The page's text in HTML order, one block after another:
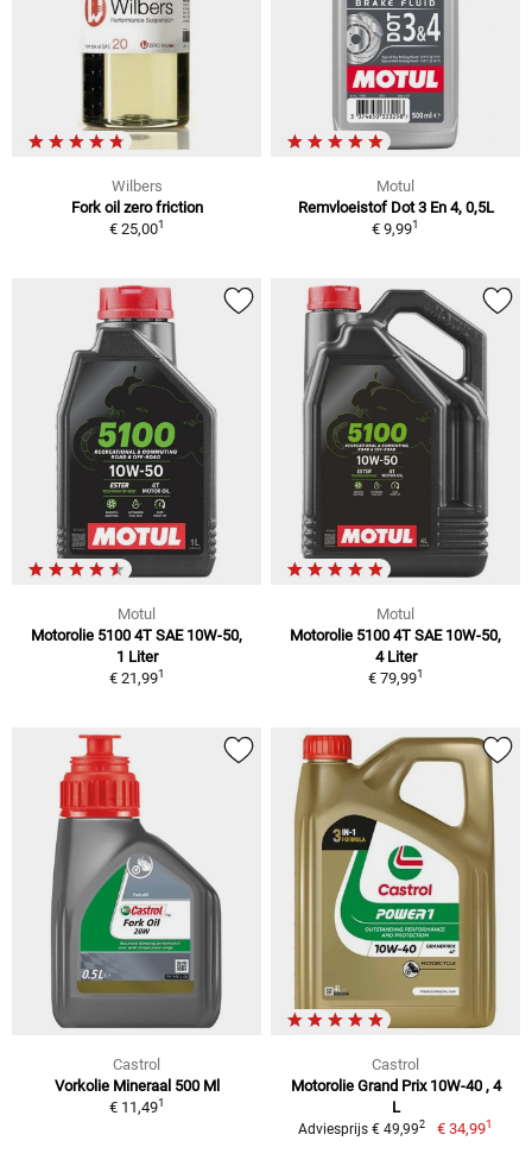
Wilbers
Fork oil zero friction
€ 25,001
Motul
Remvloeistof Dot 3 En 4, 0,5L
€ 9,991
Motul
Motorolie 5100 4T SAE 10W-50,
1 Liter
€ 21,991
Motul
Motorolie 5100 4T SAE 10W-50,
4 Liter
€ 79,991
Castrol
Vorkolie Mineraal 500 Ml
€ 11,491
Castrol
Motorolie Grand Prix 10W-40 , 4
L
Adviesprijs € 49,992 € 34,991